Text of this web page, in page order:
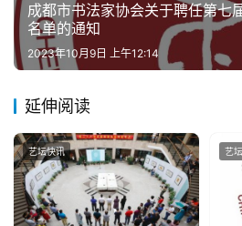
成都市书法家协会关于聘任第七
名单的通知
2023年10月9日 上午12:14
延伸阅读
艺坛快讯 艺